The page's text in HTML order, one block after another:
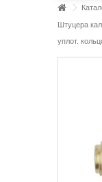
Штуцера
уплот.